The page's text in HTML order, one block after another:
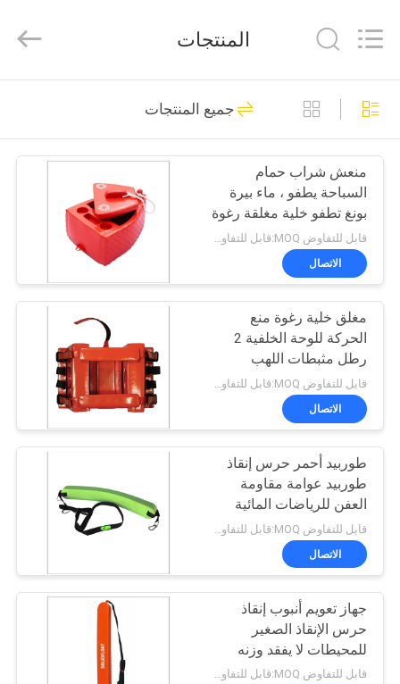
المنزل
المنتجات
حولنا
جولة
في
المصنع
مراقبة
الجودة
اتصل
أخبار
اطلب
اقتباس
SolidFloat
Industries
Rights
عوامات لحمام
السباحة من الفوم
43
الحصير العائمة لحمام
السباحة
32
نودلز فوم بول
43
21
المنتجات
جميع المنتجات
منعش شراب حمام
السباحة يطفو ، ماء بيرة
بونغ تطفو خلية مغلقة رغوة
قابل للتفاوض MOQ:قابل للتفاوض
الاتصال
مغلق خلية رغوة منع
الحركة للوحة الخلفية 2
رطل مثبطات اللهب
الاتصال
طوربيد أحمر حرس إنقاذ
طوربيد عوامة مقاومة
العفن للرياضات المائية
الاتصال
جهاز تعويم أنبوب إنقاذ
حرس الإنقاذ الصغير
للمحيطات لا يفقد وزنه
الخفيف
قابل للتفاوض MOQ:قابل للتفاوض